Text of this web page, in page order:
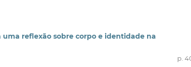
uma reflexão sobre corpo e identidade na
p.